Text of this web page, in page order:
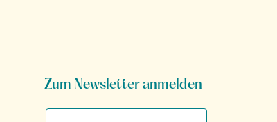
Zum Newsletter anmelden